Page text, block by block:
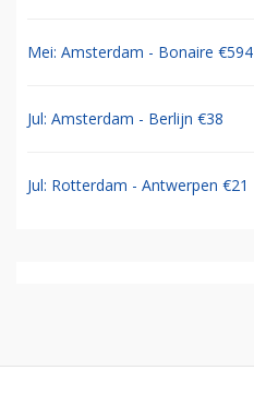
Mei: Amsterdam - Bonaire €594
Jul: Amsterdam - Berlijn €38
Jul: Rotterdam - Antwerpen €21